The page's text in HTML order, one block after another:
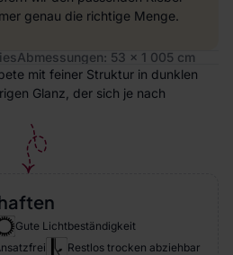
genau die richtige Menge.
Abmessungen: 53 x 1 005 cm
mit feiner Struktur in dunklen
Glanz, der sich je nach
Gute Lichtbeständigkeit
Restlos trocken abziehbar